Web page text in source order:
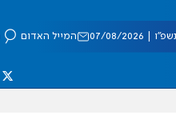
08/2026 המייל האדום